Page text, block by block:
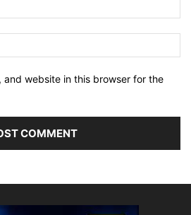
and website in this browser for the